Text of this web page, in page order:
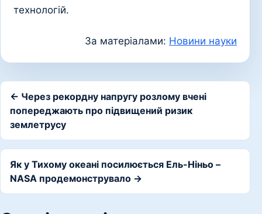
технологій.
За матеріалами: Новини науки
← Через рекордну напругу розлому вчені
попереджають про підвищений ризик
землетрусу
Як у Тихому океані посилюється Ель-Ніньо –
NASA продемонструвало →